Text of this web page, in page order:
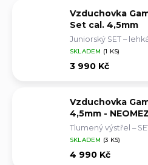
Vzduchovka
Set cal. 4,5mm
Juniorský SET –
SKLADEM (1 KS)
3 990 Kč
Vzduchovka
4,5mm -
Tlumený výstřel –
SKLADEM (3 KS)
4 990 Kč